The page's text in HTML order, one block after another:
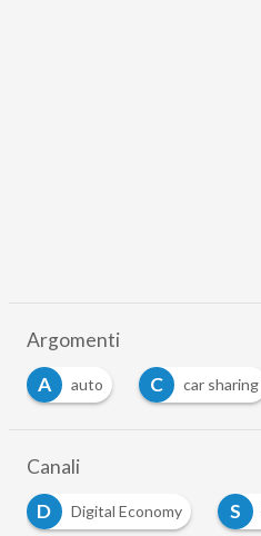
Argomenti
A
auto C car sharing
Canali
D
Digital Economy S